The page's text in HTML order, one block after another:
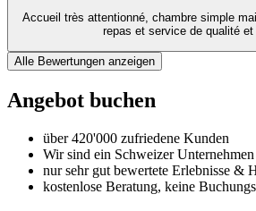
Accueil très attentionné, chambre simple
repas et service de qualité et
Alle Bewertungen anzeigen
Angebot buchen
über 420'000 zufriedene Kunden
Wir sind ein Schweizer
nur sehr gut bewertete Erlebnisse &
kostenlose Beratung, keine